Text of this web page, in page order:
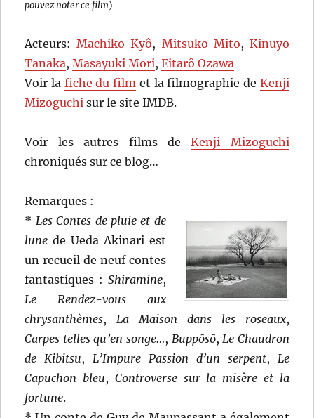
pouvez noter ce film)
Acteurs:Machiko Kyô, Mitsuko Mito, Kinuyo
Tanaka,Masayuki Mori,Eitarô Ozawa
Voir la fiche du film et la filmographie de Kenji
Mizoguchi sur le site IMDB.
Voir les autres films deKenji Mizoguchi
chroniqués sur ce blog…
Remarques :
* Les Contes de pluie et de
lune de Ueda Akinari est
un recueil de neuf contes
fantastiques : Shiramine,
Le Rendez-vous aux
chrysanthèmes, La Maison dans les roseaux,
Carpes telles qu’en songe…, Buppôsô, Le Chaudron
de Kibitsu, L’Impure Passion d’un serpent, Le
Capuchon bleu, Controverse sur la misère et la
fortune.